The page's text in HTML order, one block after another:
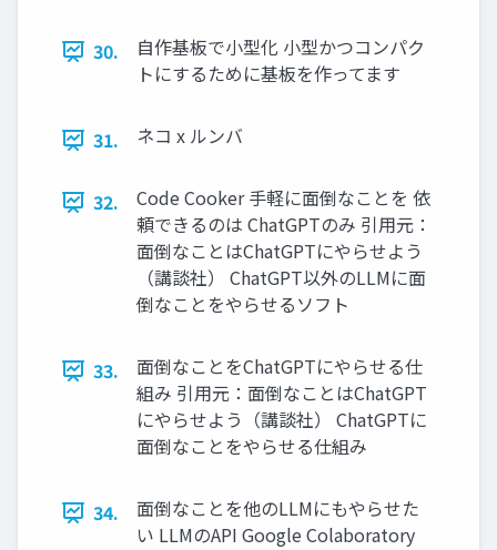
30.
自作基板で小型化 小型かつコンパク
トにするために基板を作ってます
31. ネコ x ルンバ
32.
Code Cooker 手軽に面倒なことを 依
頼できるのは ChatGPTのみ 引用元：
面倒なことはChatGPTにやらせよう
（講談社） ChatGPT以外のLLMに面
倒なことをやらせるソフト
33.
面倒なことをChatGPTにやらせる仕
組み 引用元：面倒なことはChatGPT
にやらせよう（講談社） ChatGPTに
面倒なことをやらせる仕組み
34.
面倒なことを他のLLMにもやらせた
い LLMのAPI Google Colaboratory